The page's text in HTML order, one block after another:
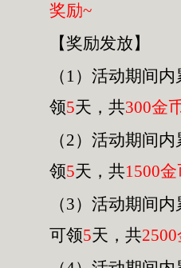
奖励~
【奖励发放】
（1）活动期间
领5天，共300金
（2）活动期间
领5天，共1500金
（3）活动期间
可领5天，共2500